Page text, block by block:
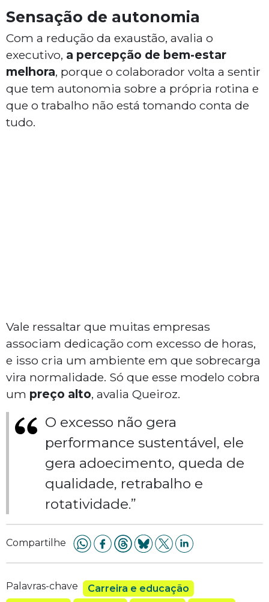
Sensação de autonomia
Com a redução da exaustão, avalia o
executivo, a percepção de bem-estar
melhora, porque o colaborador volta a sentir
que tem autonomia sobre a própria rotina e
que o trabalho não está tomando conta de
tudo.
Vale ressaltar que muitas empresas
associam dedicação com excesso de horas,
e isso cria um ambiente em que sobrecarga
vira normalidade. Só que esse modelo cobra
um preço alto, avalia Queiroz.
O excesso não gera
performance sustentável, ele
gera adoecimento, queda de
qualidade, retrabalho e
rotatividade.”
Compartilhe
Palavras-chave
Carreira e educação